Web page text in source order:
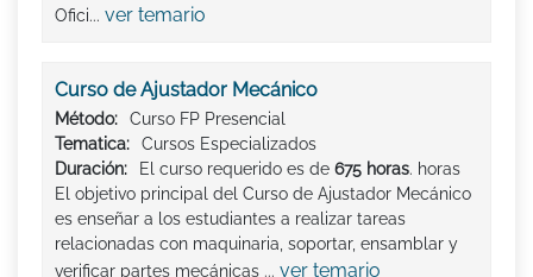
Ofici... ver temario
Curso de Ajustador Mecánico
Método:
Curso FP Presencial
Tematica:
Cursos Especializados
Duración:
El curso requerido es de 675 horas. horas
El objetivo principal del Curso de Ajustador Mecánico
es enseñar a los estudiantes a realizar tareas
relacionadas con maquinaria, soportar, ensamblar y
verificar partes mecánicas ... ver temario